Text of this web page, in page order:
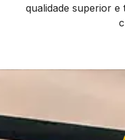
qualidade superior e